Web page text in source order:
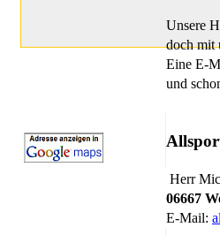
Unsere
doch mit
Eine E-
und
Herr
06667
E-Mail: